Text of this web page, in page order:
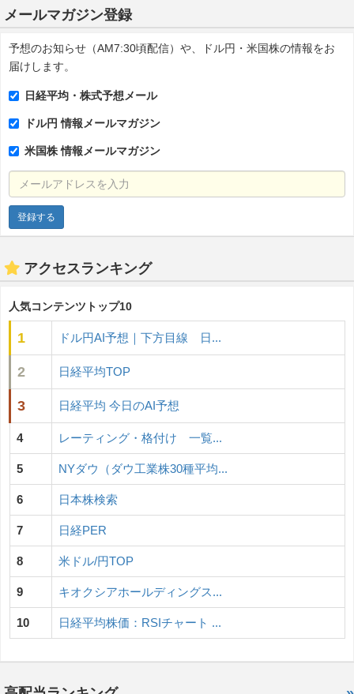
メールマガジン登録
予想のお知らせ（AM7:30頃配信）や、ドル円・米国株の情報をお
届けします。
日経平均・株式予想メール
ドル円 情報メールマガジン
米国株 情報メールマガジン
メールアドレスを入力
アクセスランキング
人気コンテンツトップ10
1 ドル円AI予想｜下方目線 日...
2 日経平均TOP
3 日経平均 今日のAI予想
4 レーティング・格付け 一覧...
5 NYダウ（ダウ工業株30種平均...
6 日本株検索
7 日経PER
8 米ドル/円TOP
9 キオクシアホールディングス...
10 日経平均株価：RSIチャート ...